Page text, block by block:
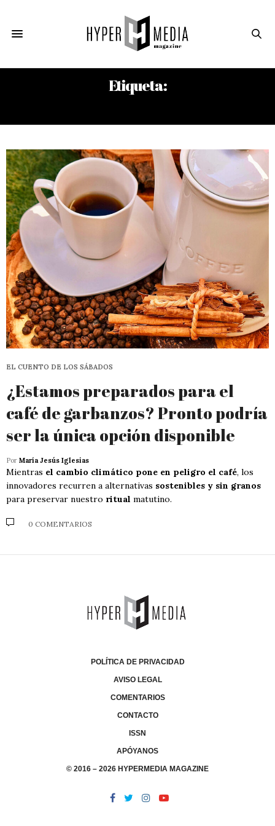
Etiqueta:
EL CUENTO DE LOS SÁBADOS
¿Estamos preparados para el
café de garbanzos? Pronto podría
ser la única opción disponible
Por María Jesús Iglesias
Mientras el cambio climático pone en peligro el café, los
innovadores recurren a alternativas sostenibles y sin granos
para preservar nuestro ritual matutino.
0 COMENTARIOS
POLÍTICA DE PRIVACIDAD
AVISO LEGAL
COMENTARIOS
CONTACTO
ISSN
APÓYANOS
© 2016 – 2026 HYPERMEDIA MAGAZINE